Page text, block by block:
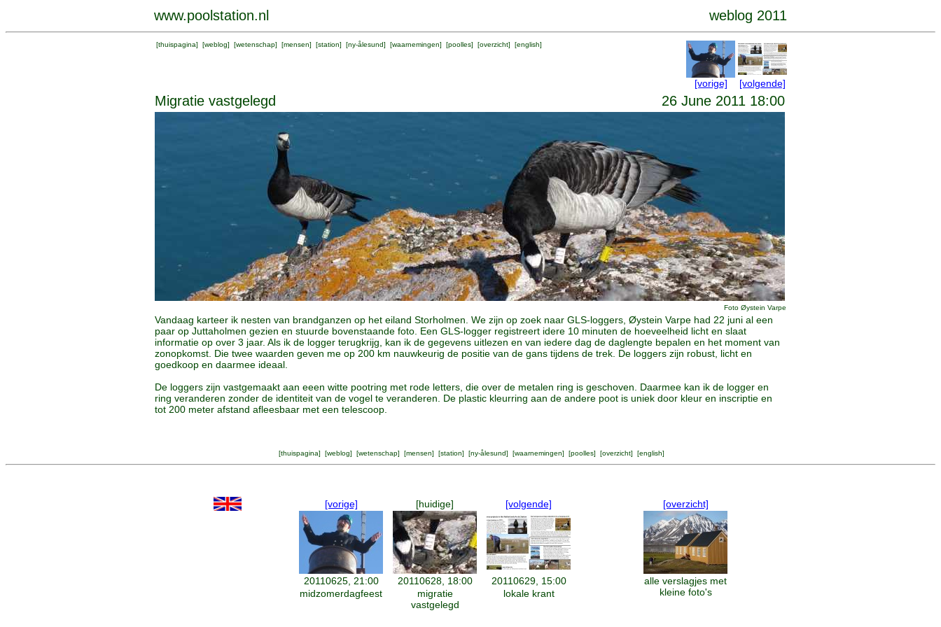
www.poolstation.nl weblog 2011
[thuispagina] [weblog] [wetenschap] [mensen] [station] [ny-ålesund] [waarnemingen] [poolles] [overzicht] [english]
[vorige] [volgende]
Migratie vastgelegd 26 June 2011 18:00
Foto Øystein Varpe
Vandaag karteer ik nesten van brandganzen op het eiland Storholmen. We zijn op zoek naar GLS-loggers, Øystein Varpe had 22 juni al een
paar op Juttaholmen gezien en stuurde bovenstaande foto. Een GLS-logger registreert idere 10 minuten de hoeveelheid licht en slaat
informatie op over 3 jaar. Als ik de logger terugkrijg, kan ik de gegevens uitlezen en van iedere dag de daglengte bepalen en het moment van
zonopkomst. Die twee waarden geven me op 200 km nauwkeurig de positie van de gans tijdens de trek. De loggers zijn robust, licht en
goedkoop en daarmee ideaal.
De loggers zijn vastgemaakt aan eeen witte pootring met rode letters, die over de metalen ring is geschoven. Daarmee kan ik de logger en
ring veranderen zonder de identiteit van de vogel te veranderen. De plastic kleurring aan de andere poot is uniek door kleur en inscriptie en
tot 200 meter afstand afleesbaar met een telescoop.
[thuispagina] [weblog] [wetenschap] [mensen] [station] [ny-ålesund] [waarnemingen] [poolles] [overzicht] [english]
[vorige] [huidige] [volgende] [overzicht]
20110625, 21:00 20110628, 18:00 20110629, 15:00
alle verslagjes met
kleine foto's
midzomerdagfeest
migratie
vastgelegd
lokale krant